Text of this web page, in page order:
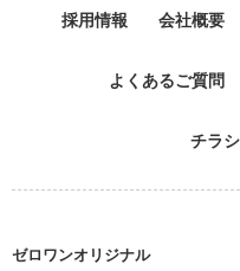
採用情報 会社概要
よくあるご質問
チラ
ゼロワンオリジナル